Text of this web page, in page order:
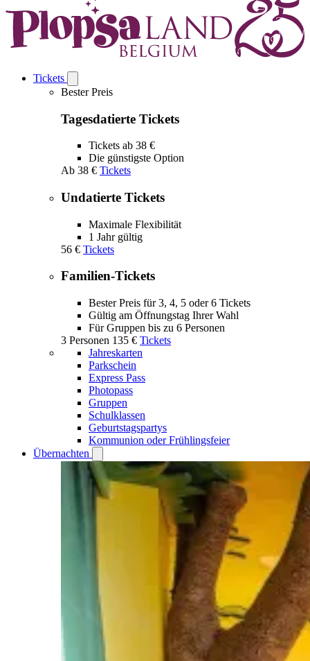
Tickets
Tickets
Bester Preis
Tagesdatierte Tickets
Tickets ab 38 €
Die günstigste Option
Ab 38 € Tickets
Undatierte Tickets
Maximale Flexibilität
1 Jahr gültig
56 € Tickets
Familien-Tickets
Bester Preis für 3, 4, 5 oder 6 Tickets
Gültig am Öffnungstag Ihrer Wahl
Für Gruppen bis zu 6 Personen
3 Personen 135 € Tickets
Jahreskarten
Parkschein
Express Pass
Photopass
Gruppen
Schulklassen
Geburtstagspartys
Kommunion oder Frühlingsfeier
Übernachten
Übernachten
submenu